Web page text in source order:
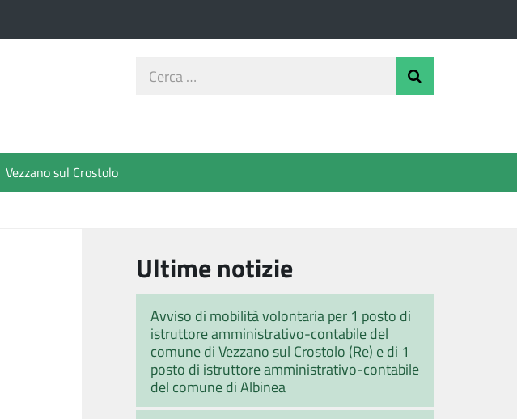
Cerca
Vezzano sul Crostolo
Ultime notizie
Avviso di mobilità volontaria per 1 posto di
istruttore amministrativo-contabile del
comune di Vezzano sul Crostolo (Re) e di 1
posto di istruttore amministrativo-contabile
del comune di Albinea